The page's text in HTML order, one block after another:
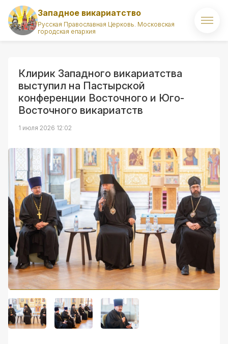
Западное викариатство
Русская Православная Церковь. Московская
городская епархия
Правящий архиерей
Викарий
Духовенство
Новости
Комиссии викариатства
Документы
Клирик Западного викариатства
выступил на Пастырской
конференции Восточного и Юго-
Восточного викариатств
1 июля 2026 12:02